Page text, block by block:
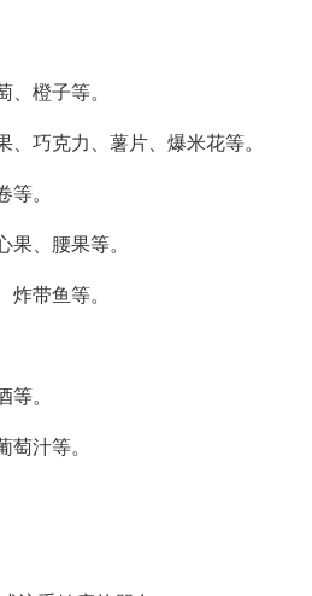
橙子等。
巧克力、薯片、爆米花等。
。
、腰果等。
带鱼等。
。
汁等。